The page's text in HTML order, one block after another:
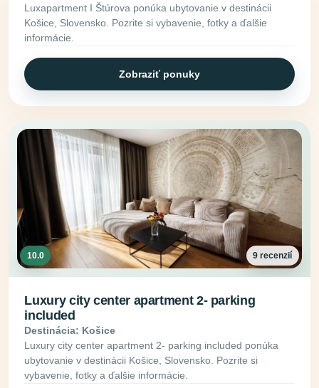
Luxapartment I Štúrova ponúka ubytovanie v destinácii
Košice, Slovensko. Pozrite si vybavenie, fotky a ďalšie
informácie.
Zobraziť ponuky
10.0 9 recenzií
Luxury city center apartment 2- parking
included
Destinácia: Košice
Luxury city center apartment 2- parking included ponúka
ubytovanie v destinácii Košice, Slovensko. Pozrite si
vybavenie, fotky a ďalšie informácie.